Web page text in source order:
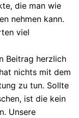
die man wie
nehmen kann.
viel
Beitrag herzlich
nichts mit dem
zu tun. Sollte
ist die kein
Unsere